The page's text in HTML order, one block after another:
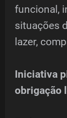
funcional,
situações
lazer,
Iniciativa
obrigação